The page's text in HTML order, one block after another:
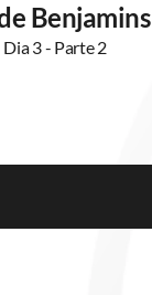
3 - Parte 2